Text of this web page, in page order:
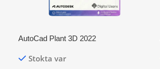
AutoCad Plant 3D 2022
Stokta var